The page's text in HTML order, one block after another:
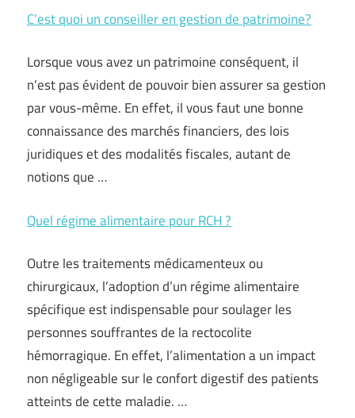
C’est quoi un conseiller en gestion de patrimoine?
Lorsque vous avez un patrimoine conséquent, il
n’est pas évident de pouvoir bien assurer sa gestion
par vous-même. En effet, il vous faut une bonne
connaissance des marchés financiers, des lois
juridiques et des modalités fiscales, autant de
notions que …
Quel régime alimentaire pour RCH ?
Outre les traitements médicamenteux ou
chirurgicaux, l’adoption d’un régime alimentaire
spécifique est indispensable pour soulager les
personnes souffrantes de la rectocolite
hémorragique. En effet, l’alimentation a un impact
non négligeable sur le confort digestif des patients
atteints de cette maladie. …